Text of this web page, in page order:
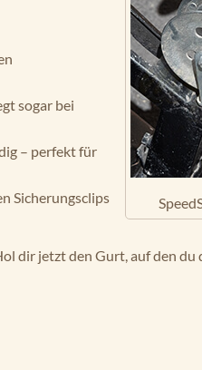
sogar bei
– perfekt für
Sicherungsclips
dir jetzt den Gurt, auf den du